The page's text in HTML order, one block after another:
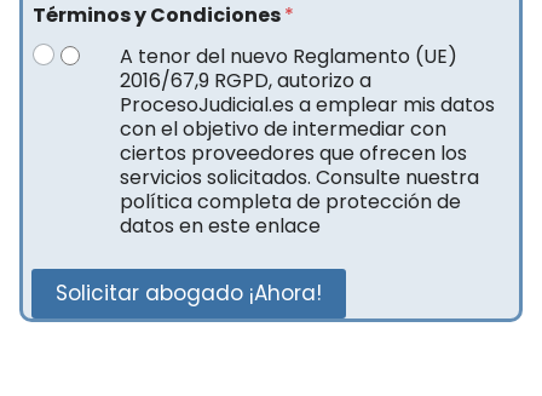
Términos y Condiciones*
A tenor del nuevo Reglamento (UE)
2016/67,9 RGPD, autorizo a
ProcesoJudicial.es a emplear mis datos
con el objetivo de intermediar con
ciertos proveedores que ofrecen los
servicios solicitados. Consulte nuestra
política completa de protección de
datos en este enlace
Solicitar abogado ¡Ahora!